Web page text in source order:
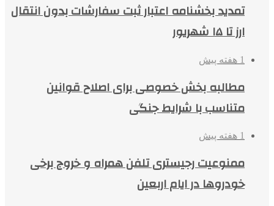
تمدید بخشنامه اعتبار ثبت سفارشات بدون انتقال
ارز تا ۱۵ شهریور
1 هفته پیش
مطالبه بخش خصوصی برای اصلاح قوانین
متناسب با شرایط جنگی
1 هفته پیش
ممنوعیت رجیستری تلفن همراه و خروج برخی
خودروها در ایام اربعین